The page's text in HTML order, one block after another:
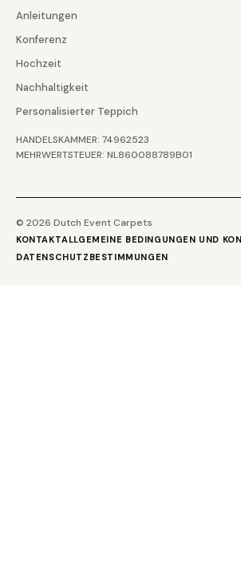
Anleitungen
Konferenz
Hochzeit
Nachhaltigkeit
Personalisierter Teppich
HANDELSKAMMER: 74962523
MEHRWERTSTEUER: NL860088789B01
© 2026 Dutch Event Carpets
KONTAKTALLGEMEINE BEDINGUNGEN UND
DATENSCHUTZBESTIMMUNGEN